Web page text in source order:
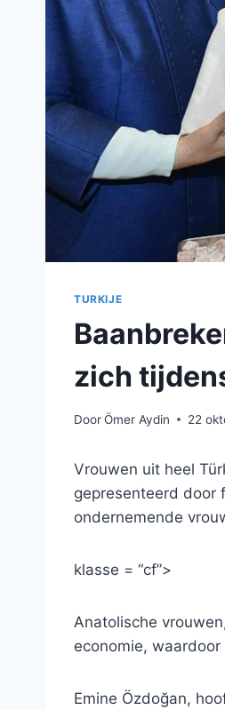
TURKIJE
zich
DoorÖmer Aydin 22
Vrouwen uit heel
gepresenteerd door
ondernemende
klasse = “cf”>
Anatolische
economie,
Emine Özdoğan,